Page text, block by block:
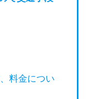
料金につい